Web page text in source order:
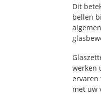
Dit
bellen
werken
ervaren
met uw